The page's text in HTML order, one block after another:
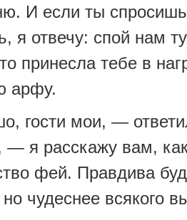
И если ты
я отвечу: спой нам
принесла тебе в
арфу.
гости мои, —
— я расскажу вам,
фей. Правдива
но чудеснее всякого